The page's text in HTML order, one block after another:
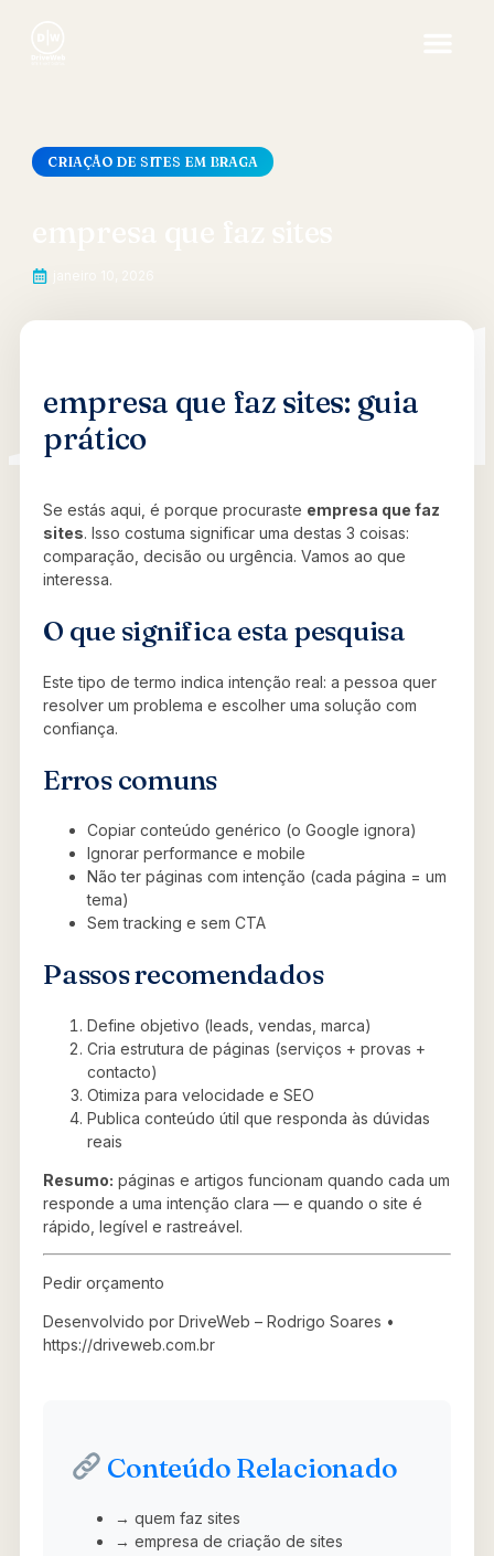
CRIAÇÃO DE SITES EM BRAGA
empresa que faz sites: guia
prático
Se estás aqui, é porque procuraste empresa que faz
sites. Isso costuma significar uma destas 3 coisas:
comparação, decisão ou urgência. Vamos ao que
interessa.
O que significa esta pesquisa
Este tipo de termo indica intenção real: a pessoa quer
resolver um problema e escolher uma solução com
confiança.
Erros comuns
Copiar conteúdo genérico (o Google ignora)
Ignorar performance e mobile
Não ter páginas com intenção (cada página = um
tema)
Sem tracking e sem CTA
Passos recomendados
Define objetivo (leads, vendas, marca)
Cria estrutura de páginas (serviços + provas +
contacto)
Otimiza para velocidade e SEO
Publica conteúdo útil que responda às dúvidas
reais
Resumo: páginas e artigos funcionam quando cada um
responde a uma intenção clara — e quando o site é
rápido, legível e rastreável.
Pedir orçamento
Desenvolvido por DriveWeb – Rodrigo Soares •
https://driveweb.com.br
Conteúdo Relacionado
→ quem faz sites
→ empresa de criação de sites